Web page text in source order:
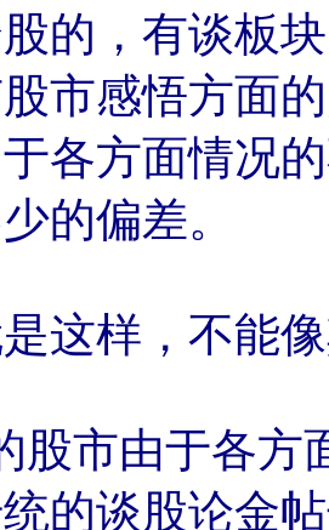
的，有谈板
市感悟方面
各方面情况
的偏差。
这样，不能
股市由于各方
的谈股论金